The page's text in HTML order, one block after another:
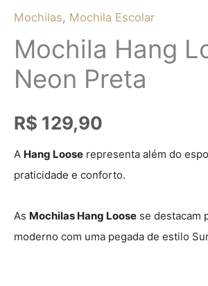
Mochilas, Mochila Escolar
Mochila Hang
Neon Preta
R$ 129,90
A Hang Loose representa além do
praticidade e conforto.
As Mochilas Hang Loose se destacam
moderno com uma pegada de estilo